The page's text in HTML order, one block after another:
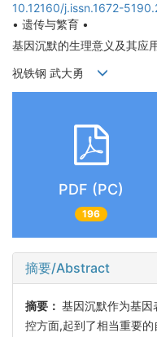
10.12160/j.issn.1672-
• 遗传与繁育 •
基因沉默的生理意义及其应
祝铁钢 武大勇
PDF (PC)
196
摘要/Abstract
摘要：基因沉默作为基
控方面,起到了相当重要